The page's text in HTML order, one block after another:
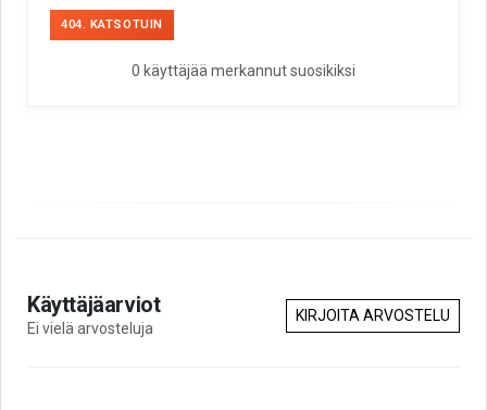
404. KATSOTUIN
0 käyttäjää merkannut suosikiksi
Käyttäjäarviot
Ei vielä arvosteluja
KIRJOITA ARVOSTELU